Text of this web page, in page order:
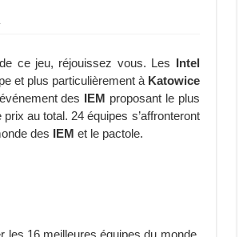
ce jeu, réjouissez vous. Les Intel
et plus particulièrement à Katowice
des IEM proposant le plus
au total. 24 équipes s’affronteront
des IEM et le pactole.
les 16 meilleures équipes du monde,